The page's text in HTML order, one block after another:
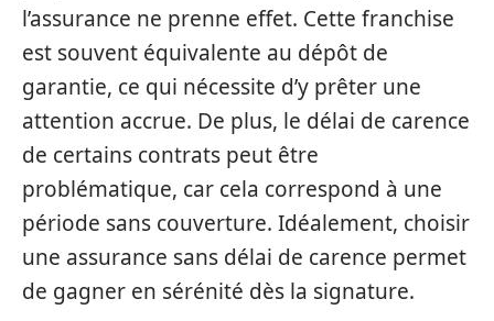
l’assurance ne prenne effet. Cette franchise
est souvent équivalente au dépôt de
garantie, ce qui nécessite d’y prêter une
attention accrue. De plus, le délai de carence
de certains contrats peut être
problématique, car cela correspond à une
période sans couverture. Idéalement, choisir
une assurance sans délai de carence permet
de gagner en sérénité dès la signature.